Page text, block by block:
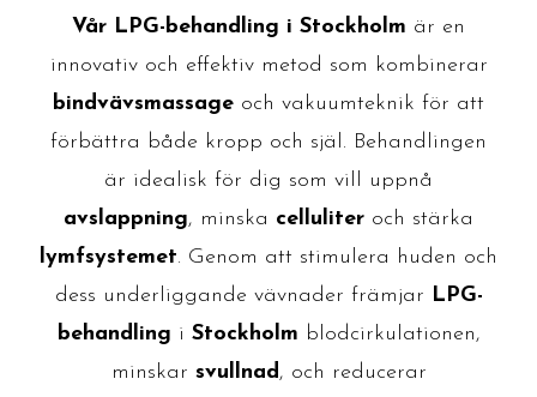
Vår LPG-behandling i Stockholm är en
innovativ och effektiv metod som kombinerar
bindvävsmassage och vakuumteknik för att
förbättra både kropp och själ. Behandlingen
är idealisk för dig som vill uppnå
avslappning, minska celluliter och stärka
lymfsystemet. Genom att stimulera huden och
dess underliggande vävnader främjar LPG-
behandling i Stockholm blodcirkulationen,
minskar svullnad , och reducerar